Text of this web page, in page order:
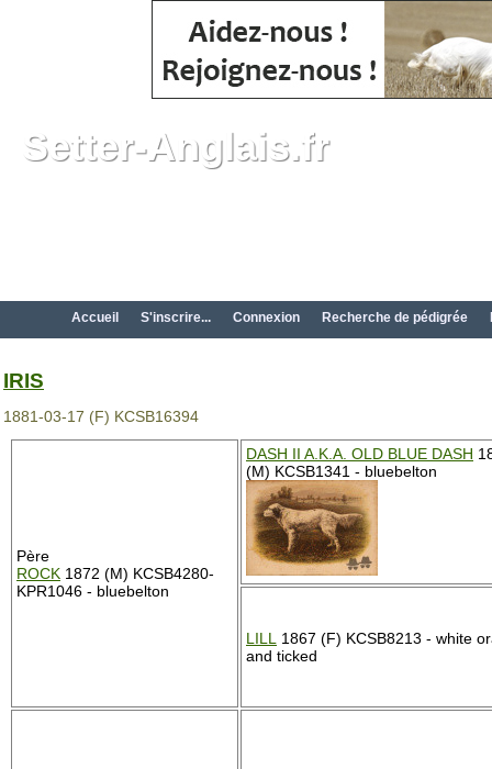
Setter-Anglais.fr
Accueil S'inscrire... Connexion Recherche de pédigrée
IRIS
1881-03-17 (F) KCSB16394
Père
ROCK 1872 (M) KCSB4280-
KPR1046 - bluebelton
DASH II A.K.A. OLD BLUE DASH
(M) KCSB1341 - bluebelton
LILL
1867 (F) KCSB8213 - white
and ticked